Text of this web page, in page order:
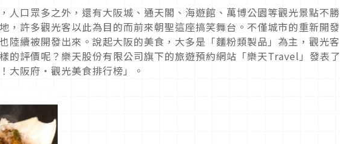
人口眾多之外，還有大阪城、通天閣、海遊館、萬博公園等觀光景點不勝
，許多觀光客以此為目的而前來朝聖這座搞笑舞台。不僅城市的重新開發
陸續被開發出來。說起大阪的美食，大多是「麵粉類製品」為主，觀光客
的評價呢？樂天股份有限公司旗下的旅遊預約網站「樂天Travel」發表了
大阪府‧觀光美食排行榜」。